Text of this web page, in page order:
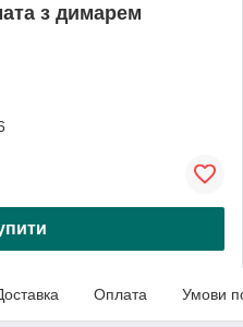
з димарем
Оплата Умови